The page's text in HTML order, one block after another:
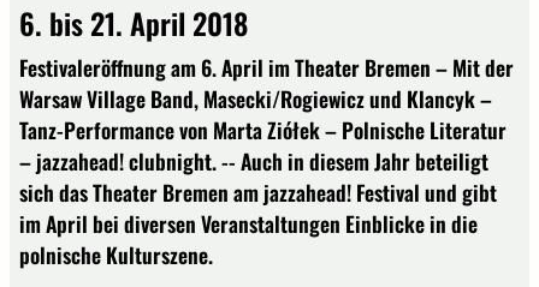
6. bis 21. April 2018
Festivaleröffnung am 6. April im Theater Bremen – Mit der
Warsaw Village Band, Masecki/Rogiewicz und Klancyk –
Tanz-Performance von Marta Ziółek – Polnische Literatur
– jazzahead! clubnight. -- Auch in diesem Jahr beteiligt
sich das Theater Bremen am jazzahead! Festival und gibt
im April bei diversen Veranstaltungen Einblicke in die
polnische Kulturszene.